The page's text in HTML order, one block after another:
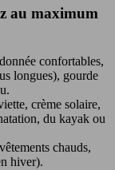
au maximum
confortables,
longues), gourde
crème solaire,
du kayak ou
chauds,
hiver).